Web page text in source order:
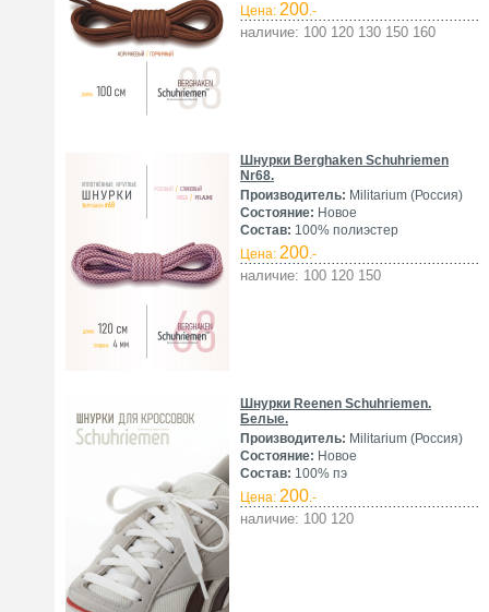
Цена: 200.-
наличие: 100 120 130 150 160
Шнурки Berghaken Schuhriemen
Nr68.
Производитель: Militarium (Россия)
Состояние: Новое
Состав: 100% полиэстер
Цена: 200.-
наличие: 100 120 150
Шнурки Reenen Schuhriemen.
Белые.
Производитель: Militarium (Россия)
Состояние: Новое
Состав: 100% пэ
Цена: 200.-
наличие: 100 120